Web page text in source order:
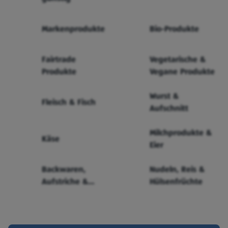
Markenprodukte Bio-Produkte
Fairtrade
Produkte
Vegetarische &
Vegane Produkte
Fleisch & Fisch
Wurst &
Aufschnitt
Käse
Milchprodukte &
Eier
Backwaren,
Aufstriche &
Nudeln, Reis &
Hülsenfrüchte